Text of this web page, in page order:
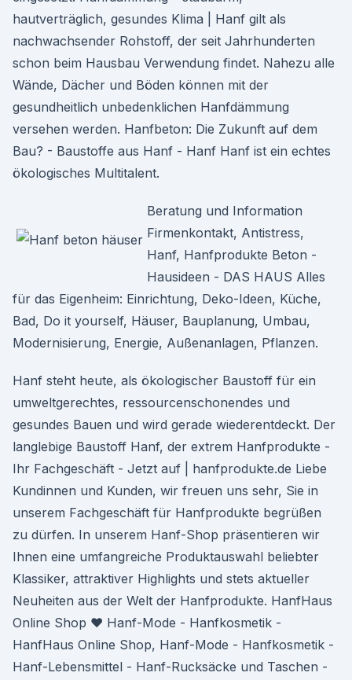
hautverträglich, gesundes Klima | Hanf gilt als
nachwachsender Rohstoff, der seit Jahrhunderten
schon beim Hausbau Verwendung findet. Nahezu alle
Wände, Dächer und Böden können mit der
gesundheitlich unbedenklichen Hanfdämmung
versehen werden. Hanfbeton: Die Zukunft auf dem
Bau? - Baustoffe aus Hanf - Hanf Hanf ist ein echtes
ökologisches Multitalent.
Beratung und Information
Firmenkontakt, Antistress,
Hanf, Hanfprodukte Beton -
Hausideen - DAS HAUS Alles
für das Eigenheim: Einrichtung, Deko-Ideen, Küche,
Bad, Do it yourself, Häuser, Bauplanung, Umbau,
Modernisierung, Energie, Außenanlagen, Pflanzen.
Hanf steht heute, als ökologischer Baustoff für ein
umweltgerechtes, ressourcenschonendes und
gesundes Bauen und wird gerade wiederentdeckt. Der
langlebige Baustoff Hanf, der extrem Hanfprodukte -
Ihr Fachgeschäft - Jetzt auf | hanfprodukte.de Liebe
Kundinnen und Kunden, wir freuen uns sehr, Sie in
unserem Fachgeschäft für Hanfprodukte begrüßen
zu dürfen. In unserem Hanf-Shop präsentieren wir
Ihnen eine umfangreiche Produktauswahl beliebter
Klassiker, attraktiver Highlights und stets aktueller
Neuheiten aus der Welt der Hanfprodukte. HanfHaus
Online Shop ♥ Hanf-Mode - Hanfkosmetik -
HanfHaus Online Shop, Hanf-Mode - Hanfkosmetik -
Hanf-Lebensmittel - Hanf-Rucksäcke und Taschen -